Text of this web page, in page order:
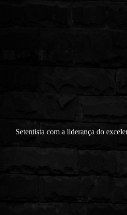
Setentista com a liderança do